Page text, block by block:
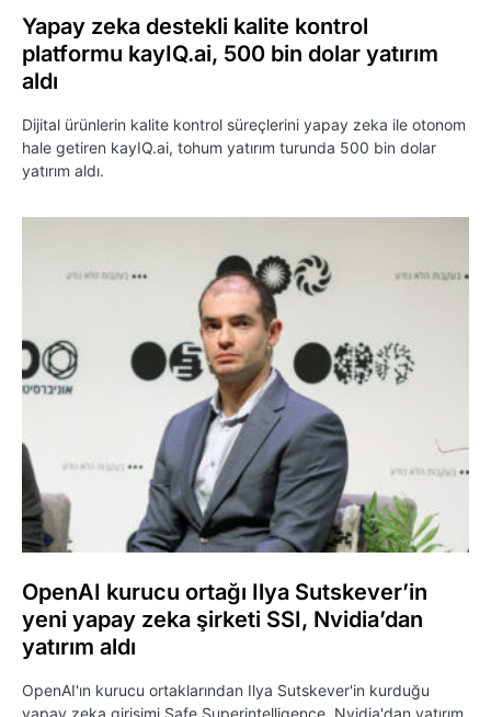
Yapay zeka destekli kalite kontrol
platformu kayIQ.ai, 500 bin dolar yatırım
aldı
Dijital ürünlerin kalite kontrol süreçlerini yapay zeka ile otonom
hale getiren kayIQ.ai, tohum yatırım turunda 500 bin dolar
yatırım aldı.
OpenAI kurucu ortağı Ilya Sutskever’in
yeni yapay zeka şirketi SSI, Nvidia’dan
yatırım aldı
OpenAI'ın kurucu ortaklarından Ilya Sutskever'in kurduğu
yapay zeka girişimi Safe Superintelligence, Nvidia'dan yatırım